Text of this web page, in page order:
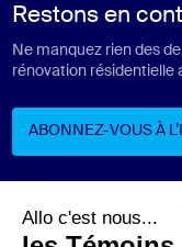
Restons en
Ne manquez rien des
rénovation résidentielle
ABONNEZ-VOUS À
ABONNEZ-VOUS À
Suivez-nous